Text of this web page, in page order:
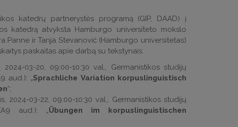
katedrų partnerystės programą (GIP, DAAD) į
katedrą atvyksta Hamburgo universiteto mokslo
Panne ir Tanja Stevanović (Hamburgo universitetas)
paskaitas apie darbą su tekstynais:
2024-03-20, 09:00-10:30 val., Germanistikos studijų
aud.): „Sprachliche Variation korpuslinguistisch
“;
2024-03-22, 09:00-10:30 val., Germanistikos studijų
aud.): „Übungen im korpuslinguistischen